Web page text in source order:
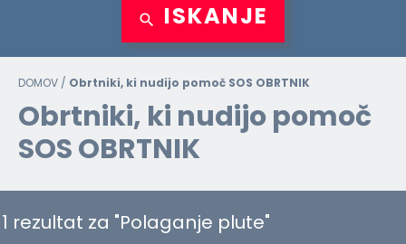
ISKANJE
DOMOV / Obrtniki, ki nudijo pomoč SOS OBRTNIK
Obrtniki, ki nudijo pomoč
SOS OBRTNIK
1 rezultat za "Polaganje plute"